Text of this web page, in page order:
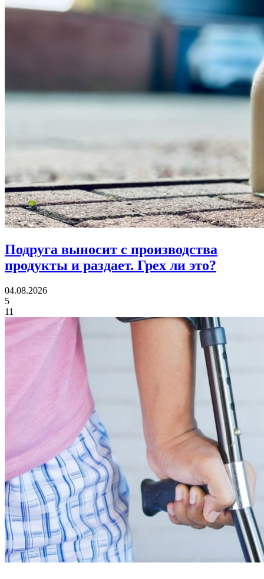
Подруга выносит с производства
продукты и раздает. Грех ли это?
04.08.2026
5
11